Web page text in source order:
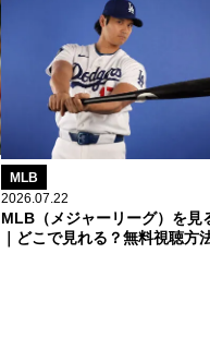
MLB
2026.07.22
MLB（メジャーリーグ）を見
｜どこで見れる？無料視聴方